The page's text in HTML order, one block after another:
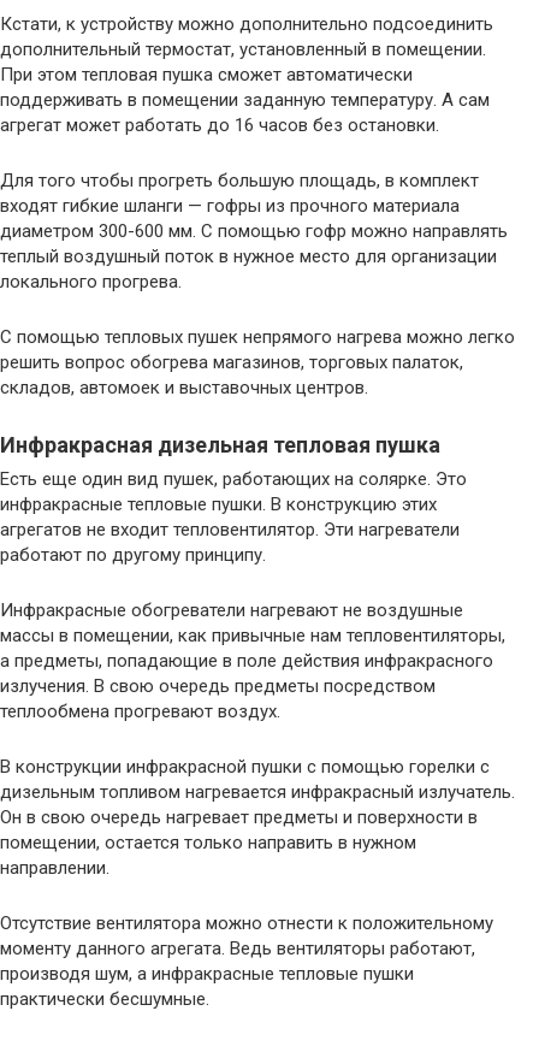
Кстати, к устройству можно дополнительно подсоединить
дополнительный термостат, установленный в помещении.
При этом тепловая пушка сможет автоматически
поддерживать в помещении заданную температуру. А сам
агрегат может работать до 16 часов без остановки.
Для того чтобы прогреть большую площадь, в комплект
входят гибкие шланги — гофры из прочного материала
диаметром 300-600 мм. С помощью гофр можно направлять
теплый воздушный поток в нужное место для организации
локального прогрева.
С помощью тепловых пушек непрямого нагрева можно легко
решить вопрос обогрева магазинов, торговых палаток,
складов, автомоек и выставочных центров.
Инфракрасная дизельная тепловая пушка
Есть еще один вид пушек, работающих на солярке. Это
инфракрасные тепловые пушки. В конструкцию этих
агрегатов не входит тепловентилятор. Эти нагреватели
работают по другому принципу.
Инфракрасные обогреватели нагревают не воздушные
массы в помещении, как привычные нам тепловентиляторы,
а предметы, попадающие в поле действия инфракрасного
излучения. В свою очередь предметы посредством
теплообмена прогревают воздух.
В конструкции инфракрасной пушки с помощью горелки с
дизельным топливом нагревается инфракрасный излучатель.
Он в свою очередь нагревает предметы и поверхности в
помещении, остается только направить в нужном
направлении.
Отсутствие вентилятора можно отнести к положительному
моменту данного агрегата. Ведь вентиляторы работают,
производя шум, а инфракрасные тепловые пушки
практически бесшумные.